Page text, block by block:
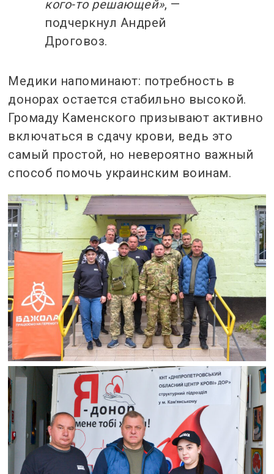
кого-то решающей», —
подчеркнул Андрей
Дроговоз.
Медики напоминают: потребность в
донорах остается стабильно высокой.
Громаду Каменского призывают активно
включаться в сдачу крови, ведь это
самый простой, но невероятно важный
способ помочь украинским воинам.